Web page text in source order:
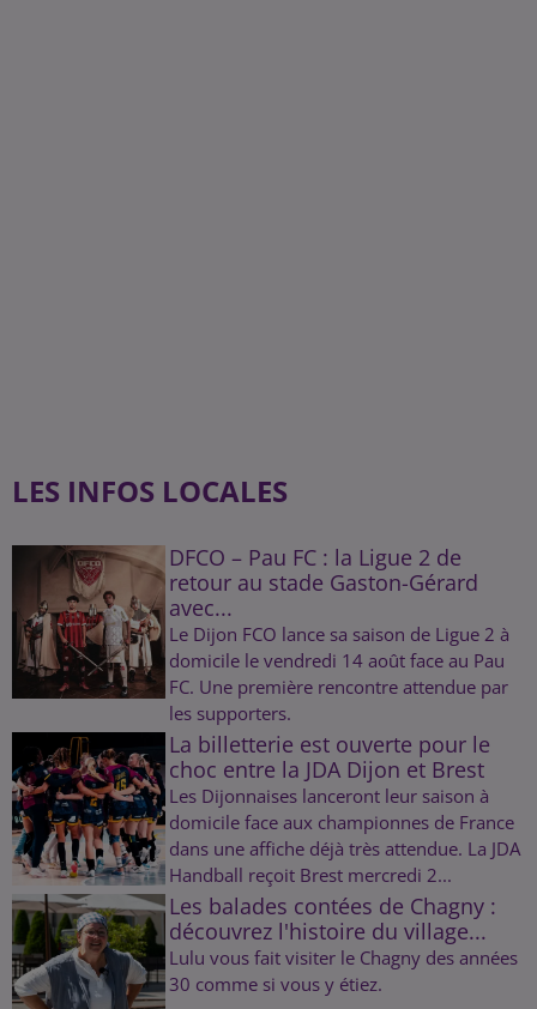
LES INFOS LOCALES
DFCO – Pau FC : la Ligue 2 de
retour au stade Gaston-Gérard
avec...
Le Dijon FCO lance sa saison de Ligue 2 à
domicile le vendredi 14 août face au Pau
FC. Une première rencontre attendue par
les supporters.
La billetterie est ouverte pour le
choc entre la JDA Dijon et Brest
Les Dijonnaises lanceront leur saison à
domicile face aux championnes de France
dans une affiche déjà très attendue. La JDA
Handball reçoit Brest mercredi 2...
Les balades contées de Chagny :
découvrez l'histoire du village...
Lulu vous fait visiter le Chagny des années
30 comme si vous y étiez.